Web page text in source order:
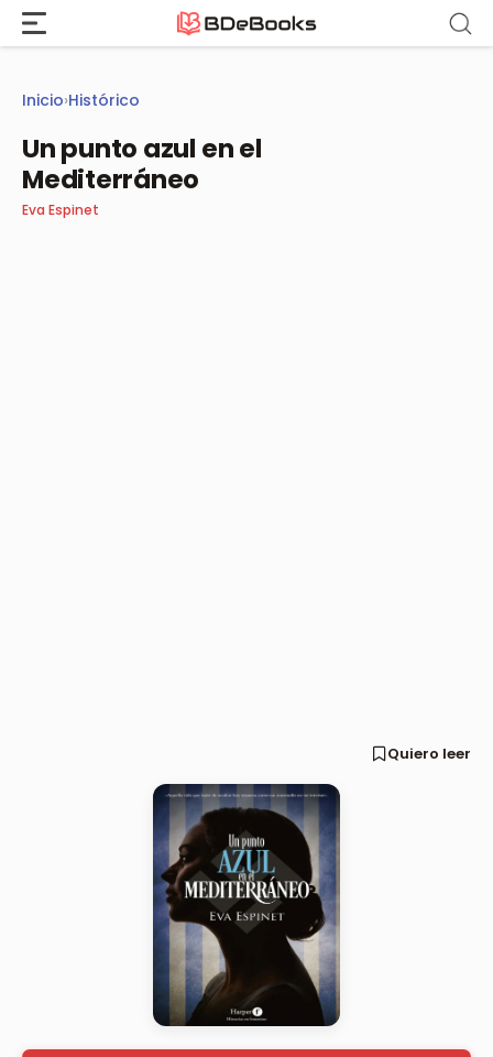
Saltar
contenido
Inicio›Histórico
Un punto azul en el
Mediterráneo
Eva Espinet
Quiero leer